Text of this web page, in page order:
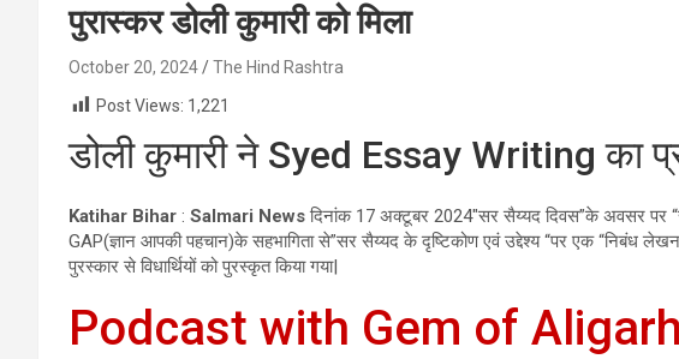
पुरास्कर डोली कुमारी को मिला
October 20, 2024
The Hind Rashtra
Post Views: 1,221
डोली कुमारी ने Syed Essay Writing का
Katihar Bihar : Salmari Newsदिनांक 17 अक्टूबर 2024″सर सैय्यद दिवस”के अवसर पर
GAP(ज्ञान आपकी पहचान)के सहभागिता से”सर सैय्यद के दृष्टिकोण एवं उद्देश्य “पर एक “निबंध
पुरस्कार से विधार्थियों को पुरस्कृत किया गया|
Podcast with Gem of